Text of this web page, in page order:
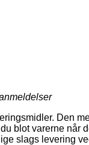
Den
blot varerne når
slags levering